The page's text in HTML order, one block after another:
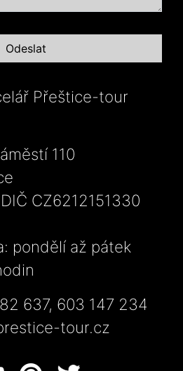
Přeštice-tour
110
CZ6212151330
pondělí až pátek
637, 603 147 234
tour.cz